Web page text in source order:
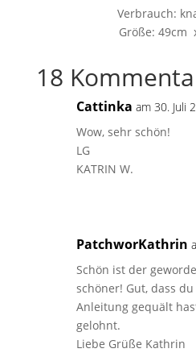
Verbrauch:
Größe: 49cm
18
Cattinka am 30. Juli
Wow, sehr schön!
LG
KATRIN W.
PatchworKathrin
Schön ist der
schöner! Gut, dass
Anleitung gequält
gelohnt.
Liebe Grüße Kathrin